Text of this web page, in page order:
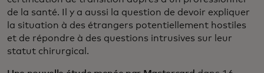
de la santé. Il y a aussi la question de devoir expliquer
la situation à des étrangers potentiellement hostiles
et de répondre à des questions intrusives sur leur
statut chirurgical.